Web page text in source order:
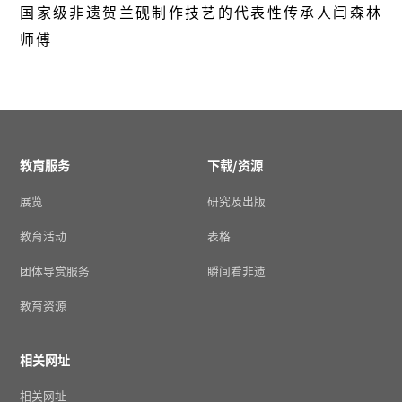
国家级非遗贺兰砚制作技艺的代表性传承人闫森林
师傅
教育服务
展览
教育活动
团体导赏服务
教育资源
下载/资源
研究及出版
表格
瞬间看非遗
相关网址
相关网址